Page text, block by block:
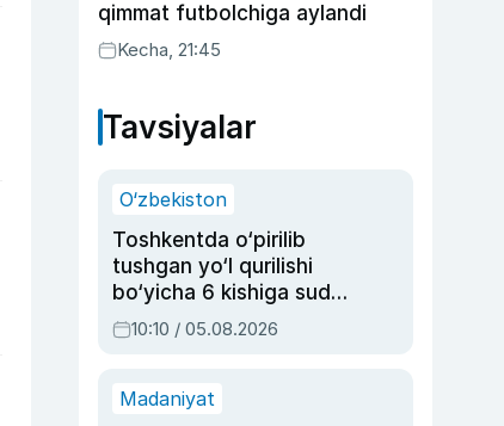
qimmat futbolchiga aylandi
Kecha, 21:45
Tavsiyalar
O‘zbekiston
Toshkentda o‘pirilib
tushgan yo‘l qurilishi
bo‘yicha 6 kishiga sud
hukmi o‘qildi
10:10 / 05.08.2026
Madaniyat